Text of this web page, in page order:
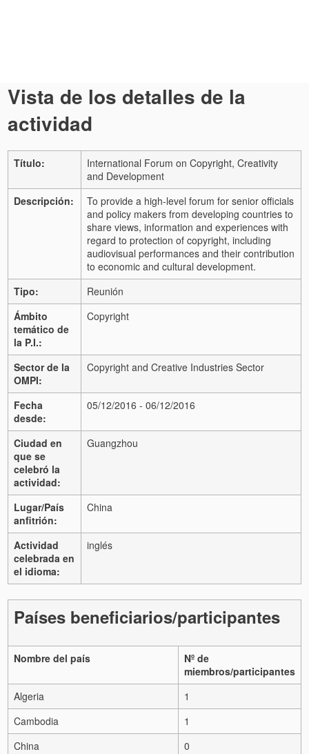
Vista de los detalles de la
actividad
Título:
International Forum on Copyright, Creativity
and Development
Descripción:
To provide a high-level forum for senior officials
and policy makers from developing countries to
share views, information and experiences with
regard to protection of copyright, including
audiovisual performances and their contribution
to economic and cultural development.
Tipo:
Reunión
Ámbito
temático de
la P.I.:
Copyright
Sector de la
OMPI:
Copyright and Creative Industries Sector
Fecha
desde:
05/12/2016 - 06/12/2016
Ciudad en
que se
celebró la
actividad:
Guangzhou
Lugar/País
anfitrión:
China
Actividad
celebrada en
el idioma:
inglés
Países beneficiarios/participantes
Nombre del país
Nº de
miembros/participantes
Algeria
1
Cambodia
1
China
0